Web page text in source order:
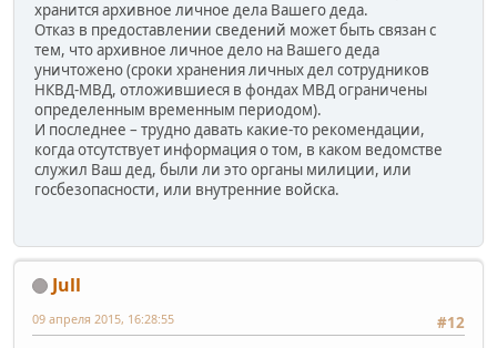
хранится архивное личное дела Вашего деда.
Отказ в предоставлении сведений может быть связан с
тем, что архивное личное дело на Вашего деда
уничтожено (сроки хранения личных дел сотрудников
НКВД-МВД, отложившиеся в фондах МВД ограничены
определенным временным периодом).
И последнее – трудно давать какие-то рекомендации,
когда отсутствует информация о том, в каком ведомстве
служил Ваш дед, были ли это органы милиции, или
госбезопасности, или внутренние войска.
Jull
#12
09 апреля 2015, 16:28:55